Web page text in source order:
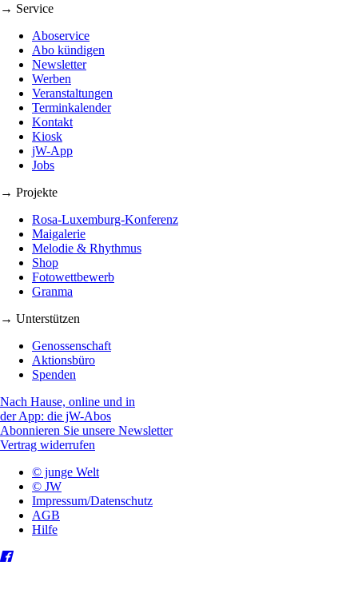
→ Service
Aboservice
Abo kündigen
Newsletter
Werben
Veranstaltungen
Terminkalender
Kontakt
Kiosk
jW-App
Jobs
→ Projekte
Rosa-Luxemburg-Konferenz
Maigalerie
Melodie & Rhythmus
Shop
Fotowettbewerb
Granma
→ Unterstützen
Genossenschaft
Aktionsbüro
Spenden
Nach Hause, online und in
der App: die jW-Abos
Abonnieren Sie unsere Newsletter
Vertrag widerrufen
© junge Welt
© JW
Impressum/Datenschutz
AGB
Hilfe